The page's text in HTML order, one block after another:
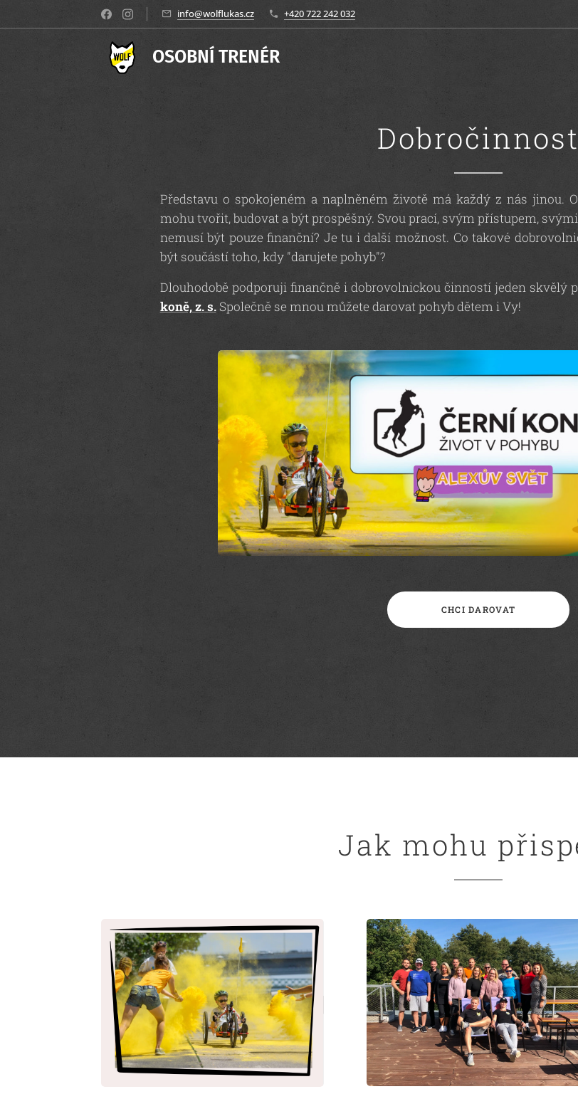
info@wolflukas.cz +420 722 242 032
OSOBNÍ TRENÉR
Dobročinnost
Představu o spokojeném a naplněném životě má každý z nás jinou.
mohu tvořit, budovat a být prospěšný. Svou prací, svým přístupem,
nemusí být pouze finanční? Je tu i další možnost. Co takové
být součástí toho, kdy "darujete pohyb"?
Dlouhodobě podporuji finančně i dobrovolnickou činností jeden skvělý
koně, z. s. Společně se mnou můžete darovat pohyb dětem i Vy!
CHCI DAROVAT
Jak mohu